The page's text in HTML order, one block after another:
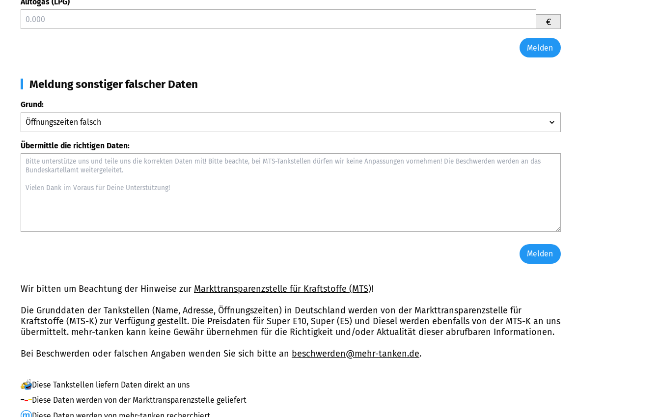
€
Melden
Meldung sonstiger falscher Daten
Grund:
Übermittle die richtigen Daten:
Melden
Wir bitten um Beachtung der Hinweise zur Markttransparenzstelle für Kraftstoffe (MTS)!
Die Grunddaten der Tankstellen (Name, Adresse, Öffnungszeiten) in Deutschland werden von der Markttransparenzstelle für
Kraftstoffe (MTS-K) zur Verfügung gestellt. Die Preisdaten für Super E10, Super (E5) und Diesel werden ebenfalls von der MTS-K an uns
übermittelt. mehr-tanken kann keine Gewähr übernehmen für die Richtigkeit und/oder Aktualität dieser abrufbaren Informationen.
Bei Beschwerden oder falschen Angaben wenden Sie sich bitte an beschwerden@mehr-tanken.de.
Diese Tankstellen liefern Daten direkt an uns
Diese Daten werden von der Markttransparenzstelle geliefert